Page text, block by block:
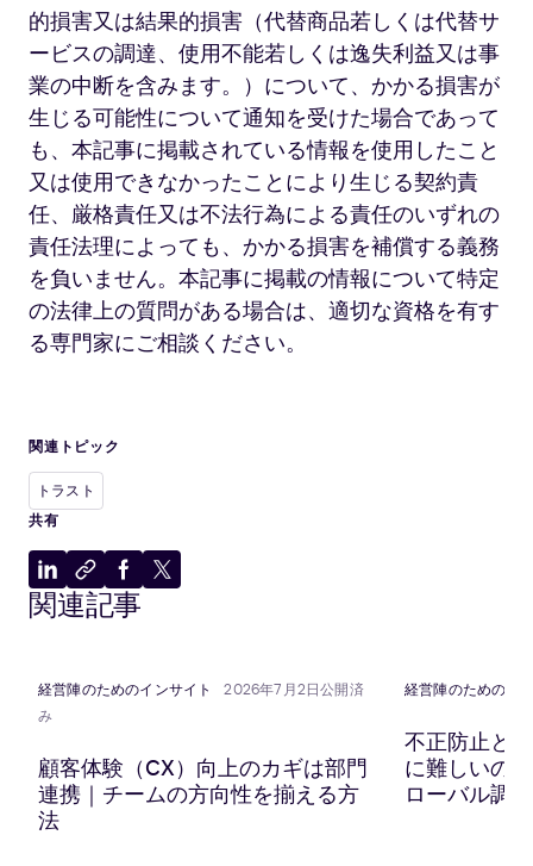
的損害又は結果的損害（代替商品若しくは代替サ
ービスの調達、使用不能若しくは逸失利益又は事
業の中断を含みます。）について、かかる損害が
生じる可能性について通知を受けた場合であって
も、本記事に掲載されている情報を使用したこと
又は使用できなかったことにより生じる契約責
任、厳格責任又は不法行為による責任のいずれの
責任法理によっても、かかる損害を補償する義務
を負いません。本記事に掲載の情報について特定
の法律上の質問がある場合は、適切な資格を有す
る専門家にご相談ください。
関連トピック
トラスト
共有
LinkedIn
に
ク
リ
ボ
に
コ
ピ
Facebook
に
X
関連記事
経営陣のためのインサイト
2026年7月2日公開済
み
顧客体験（CX）向上のカギは部門
連携｜チームの方向性を揃える方
法
経営陣のためのイ
不正防止と
に難しいの
ローバル調